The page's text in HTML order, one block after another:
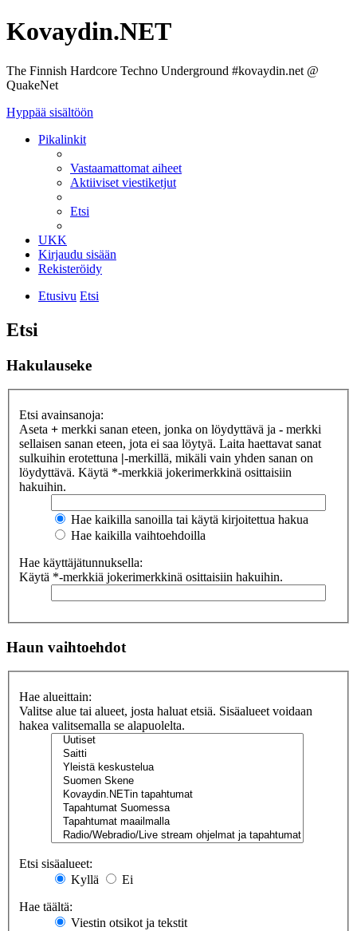
Kovaydin.NET
The Finnish Hardcore Techno Underground #kovaydin.net @
QuakeNet
Hyppää sisältöön
Pikalinkit
Vastaamattomat aiheet
Aktiiviset viestiketjut
Etsi
UKK
Kirjaudu sisään
Rekisteröidy
Etusivu Etsi
Etsi
Hakulauseke
Etsi avainsanoja:
Aseta + merkki sanan eteen, jonka on löydyttävä ja - merkki
sellaisen sanan eteen, jota ei saa löytyä. Laita haettavat sanat
sulkuihin erotettuna |-merkillä, mikäli vain yhden sanan on
löydyttävä. Käytä *-merkkiä jokerimerkkinä osittaisiin
hakuihin.
Hae kaikilla sanoilla tai käytä kirjoitettua hakua
Hae kaikilla vaihtoehdoilla
Hae käyttäjätunnuksella:
Käytä *-merkkiä jokerimerkkinä osittaisiin hakuihin.
Haun vaihtoehdot
Hae alueittain:
Valitse alue tai alueet, josta haluat etsiä. Sisäalueet voidaan
hakea valitsemalla se alapuolelta.
Etsi sisäalueet:
Kyllä
Ei
Hae täältä:
Viestin otsikot ja tekstit